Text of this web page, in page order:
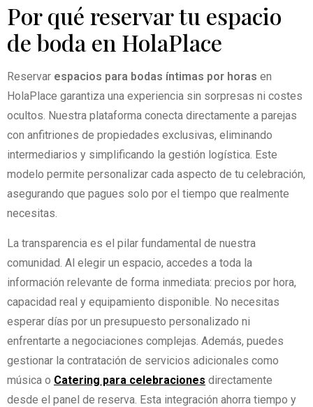
Por qué reservar tu espacio
de boda en HolaPlace
Reservar espacios para bodas íntimas por horas en
HolaPlace garantiza una experiencia sin sorpresas ni costes
ocultos. Nuestra plataforma conecta directamente a parejas
con anfitriones de propiedades exclusivas, eliminando
intermediarios y simplificando la gestión logística. Este
modelo permite personalizar cada aspecto de tu celebración,
asegurando que pagues solo por el tiempo que realmente
necesitas.
La transparencia es el pilar fundamental de nuestra
comunidad. Al elegir un espacio, accedes a toda la
información relevante de forma inmediata: precios por hora,
capacidad real y equipamiento disponible. No necesitas
esperar días por un presupuesto personalizado ni
enfrentarte a negociaciones complejas. Además, puedes
gestionar la contratación de servicios adicionales como
música o Catering para celebraciones directamente
desde el panel de reserva. Esta integración ahorra tiempo y